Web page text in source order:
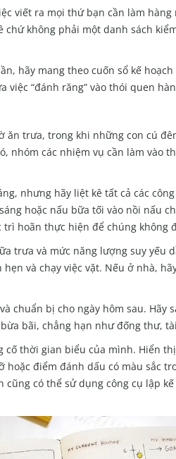
viết ra mọi thứ bạn cần làm
không phải một danh sách
hãy mang theo cuốn sổ kế
“đánh răng” vào thói quen
trưa, trong khi những con cú
nhóm các nhiệm vụ cần làm vào
nhưng hãy liệt kê tất cả các
hoặc nấu bữa tối vào nồi nấu
hoãn thực hiện để chúng không
trưa và mức năng lượng suy yếu
và chạy việc vặt. Nếu ở nhà,
chuẩn bị cho ngày hôm sau. Hãy
bãi, chẳng hạn như đống thư,
thời gian biểu của mình. Hiển
điểm đánh dấu có màu sắc
có thể sử dụng công cụ lập